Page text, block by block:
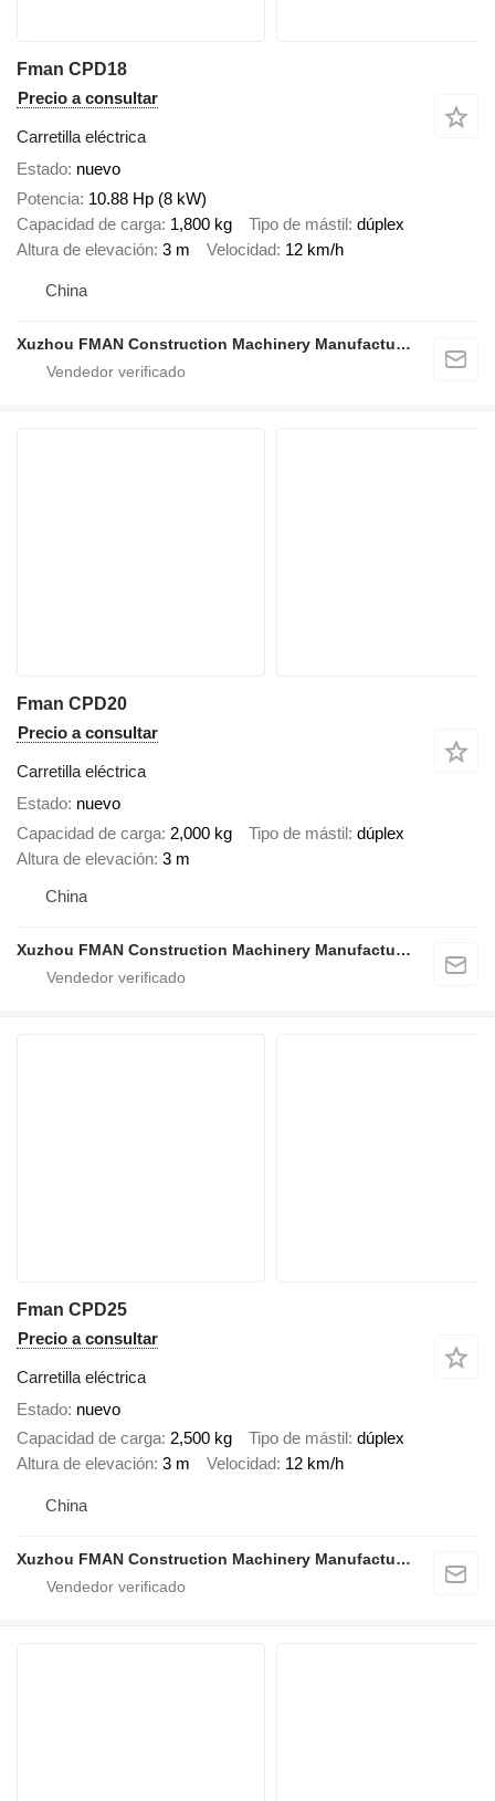
Fman CPD18
Precio a consultar
Carretilla eléctrica
Estado nuevo
Potencia 10.88 Hp (8 kW)
Capacidad de carga 1,800 kg Tipo de mástil dúplex
Altura de elevación 3 m Velocidad 12 km/h
China
Xuzhou FMAN Construction Machinery Manufacture Co., Ltd.
Fman CPD20
Precio a consultar
Carretilla eléctrica
Estado nuevo
Capacidad de carga 2,000 kg Tipo de mástil dúplex
Altura de elevación 3 m
China
Xuzhou FMAN Construction Machinery Manufacture Co., Ltd.
Fman CPD25
Precio a consultar
Carretilla eléctrica
Estado nuevo
Capacidad de carga 2,500 kg Tipo de mástil dúplex
Altura de elevación 3 m Velocidad 12 km/h
China
Xuzhou FMAN Construction Machinery Manufacture Co., Ltd.